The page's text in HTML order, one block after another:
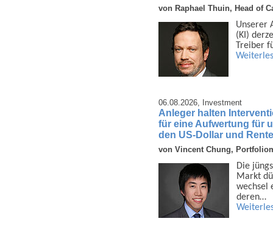
von Raphael Thuin, Head of
Unserer
(KI)
Treiber
06.08.2026, Investment
Anleger halten
für eine Aufwertung für
den US-Dollar und
von Vincent Chung,
Die
Markt
wechsel
deren…